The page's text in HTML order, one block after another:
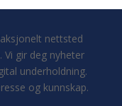
nettsted
Vi gir deg nyheter
underholdning.
og kunnskap.